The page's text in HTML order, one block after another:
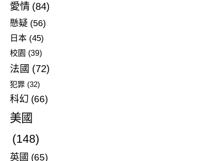
愛情 (84)
懸疑 (56)
日本 (45)
校園 (39)
法國 (72)
犯罪 (32)
科幻 (66)
美國
(148)
英國 (65)